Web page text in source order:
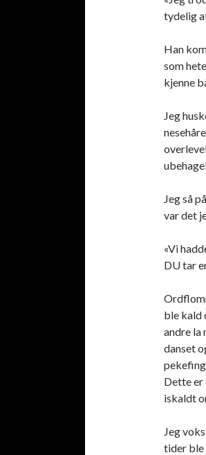
tydelig
Han
som
kjenne
Jeg
Jeg så
var det
«Vi
DU tar
ble kald
andre la
danset
Dette er
iskaldt
Jeg
tider ble